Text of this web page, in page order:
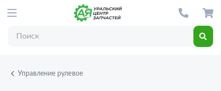
Управление рулевое